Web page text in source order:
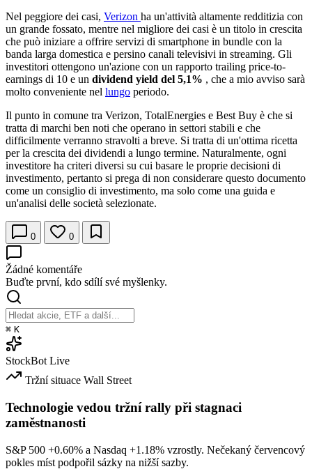
Nel peggiore dei casi, Verizon ha un'attività altamente redditizia con
un grande fossato, mentre nel migliore dei casi è un titolo in crescita
che può iniziare a offrire servizi di smartphone in bundle con la
banda larga domestica e persino canali televisivi in streaming. Gli
investitori ottengono un'azione con un rapporto trailing price-to-
earnings di 10 e un dividend yield del 5,1% , che a mio avviso sarà
molto conveniente nel lungo periodo.
Il punto in comune tra Verizon, TotalEnergies e Best Buy è che si
tratta di marchi ben noti che operano in settori stabili e che
difficilmente verranno stravolti a breve. Si tratta di un'ottima ricetta
per la crescita dei dividendi a lungo termine. Naturalmente, ogni
investitore ha criteri diversi su cui basare le proprie decisioni di
investimento, pertanto si prega di non considerare questo documento
come un consiglio di investimento, ma solo come una guida e
un'analisi delle società selezionate.
0 0
Žádné komentáře
Buďte první, kdo sdílí své myšlenky.
⌘ K
StockBot Live
Tržní situace Wall Street
Technologie vedou tržní rally při stagnaci
zaměstnanosti
S&P 500 +0.60% a Nasdaq +1.18% vzrostly. Nečekaný červencový
pokles míst podpořil sázky na nižší sazby.